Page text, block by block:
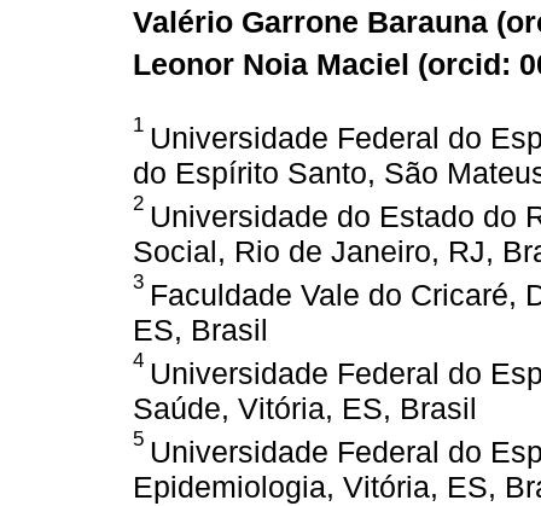
Valério Garrone Barauna (
Leonor Noia Maciel (orcid:
1 Universidade Federal do
do Espírito Santo, São
2 Universidade do Estado do
Social, Rio de Janeiro, RJ,
3 Faculdade Vale do Cricaré,
ES, Brasil
4 Universidade Federal do
Saúde, Vitória, ES, Brasil
5 Universidade Federal do
Epidemiologia, Vitória, ES,